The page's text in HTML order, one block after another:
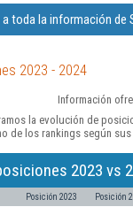
toda la información de
2023 - 2024
Información
la evolución de
de los rankings según
2023 vs
Posición 2023 Posición